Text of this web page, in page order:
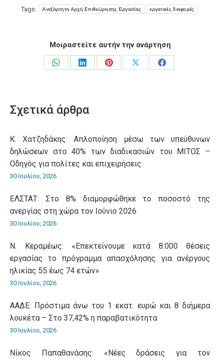
Tags:
Ανεξάρτητη Αρχή Επιθεώρησης Εργασίας εργατικές διαφορές
Μοιραστείτε αυτήν την ανάρτηση
Share
Share
Share
Share
Share
Σχετικά άρθρα
Κ. Χατζηδάκης: Aπλοποίηση μέσω των υπεύθυνων
δηλώσεων στο 40% των διαδικασιών του ΜΙΤΟΣ –
Οδηγός για πολίτες και επιχειρήσεις
30 Ιουλίου, 2026
ΕΛΣΤΑΤ: Στο 8% διαμορφώθηκε το ποσοστό της
ανεργίας στη χώρα τον Ιούνιο 2026
30 Ιουλίου, 2026
Ν. Κεραμέως: «Επεκτείνουμε κατά 8.000 θέσεις
εργασίας το πρόγραμμα απασχόλησης για ανέργους
ηλικίας 55 έως 74 ετών»
30 Ιουλίου, 2026
ΑΑΔΕ: Πρόστιμα άνω του 1 εκατ. ευρώ και 8 διήμερα
λουκέτα – Στο 37,42% η παραβατικότητα
30 Ιουλίου, 2026
Νίκος Παπαθανάσης: «Νέες δράσεις για τον